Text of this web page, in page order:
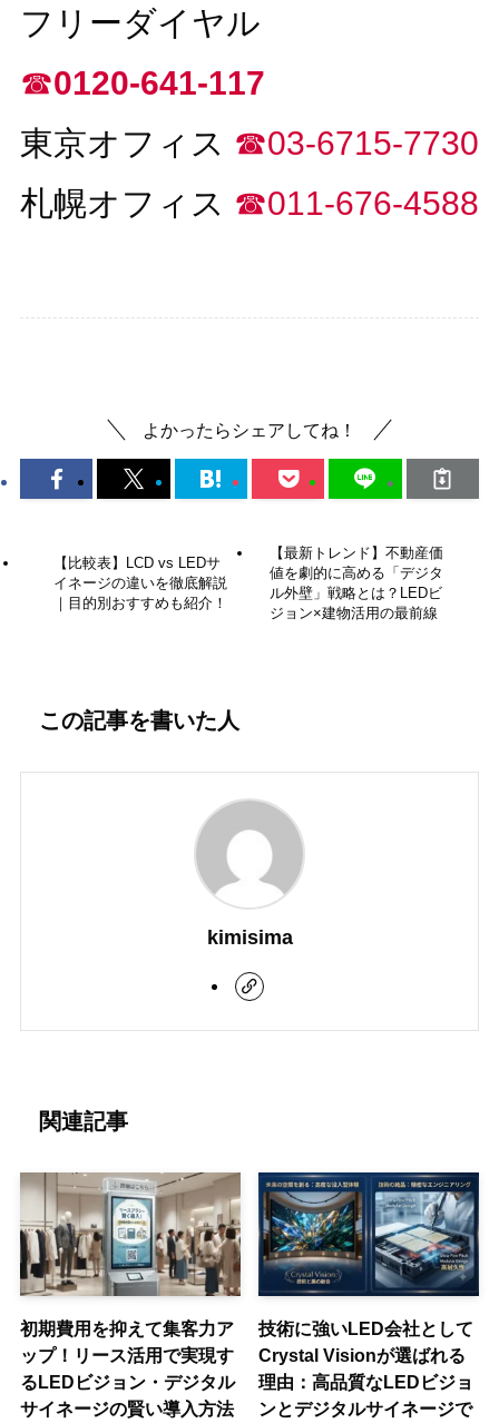
フリーダイヤル
☎︎0120-641-117
東京オフィス ☎︎03-6715-7730
札幌オフィス ☎︎011-676-4588
よかったらシェアしてね！
【比較表】LCD vs LEDサ
イネージの違いを徹底解説
｜目的別おすすめも紹介！
【最新トレンド】不動産価
値を劇的に高める「デジタ
ル外壁」戦略とは？LEDビ
ジョン×建物活用の最前線
この記事を書いた人
kimisima
関連記事
初期費用を抑えて集客力ア
ップ！リース活用で実現す
るLEDビジョン・デジタル
サイネージの賢い導入方法
技術に強いLED会社として
Crystal Visionが選ばれる
理由：高品質なLEDビジョ
ンとデジタルサイネージで